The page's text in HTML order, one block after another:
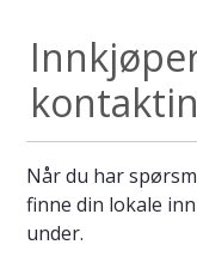
Når du har
finne din lokale
under.